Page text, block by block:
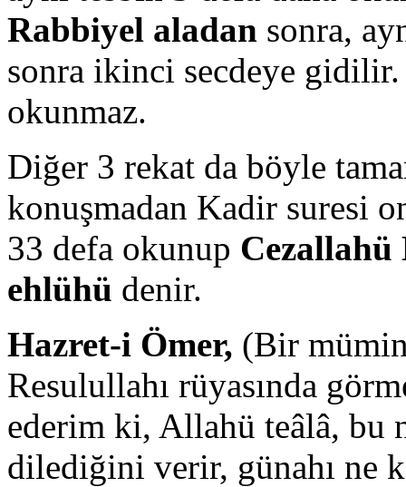
Rabbiyel aladan sonra,
sonra ikinci secdeye gidilir.
okunmaz.
Diğer 3 rekat da böyle
konuşmadan Kadir suresi
33 defa okunup Cezallahü
ehlühü denir.
Hazret-i Ömer, (Bir
Resulullahı rüyasında
ederim ki, Allahü teâlâ, bu
dilediğini verir, günahı ne